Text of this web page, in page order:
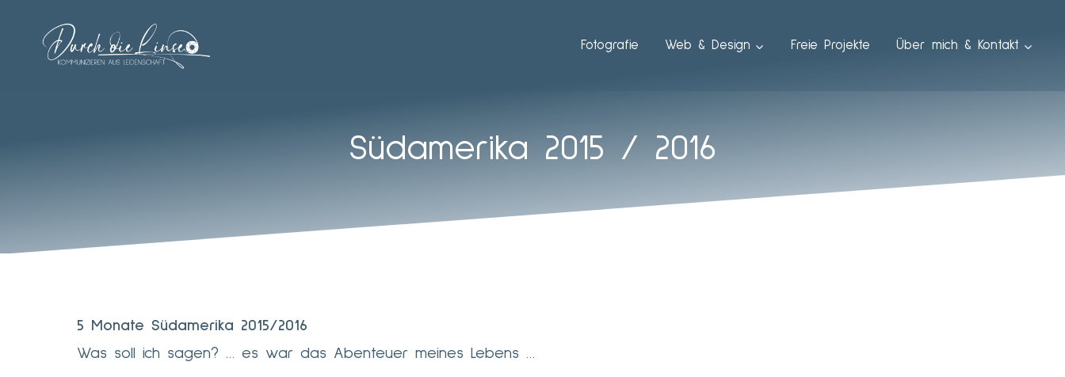
springen
Fotografie Web & Design Freie Projekte Über mich & Kontakt
Südamerika 2015 / 2016
5 Monate Südamerika 2015/2016
Was soll ich sagen? … es war das Abenteuer meines Lebens …